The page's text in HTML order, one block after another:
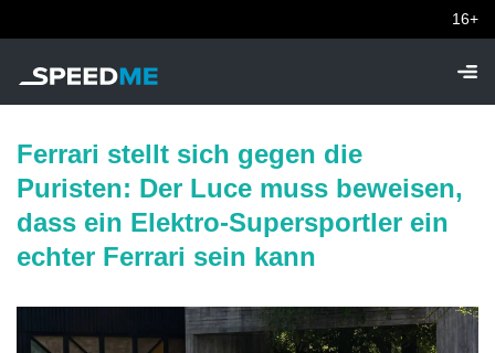
16+
Ferrari stellt sich gegen die
Puristen: Der Luce muss beweisen,
dass ein Elektro-Supersportler ein
echter Ferrari sein kann